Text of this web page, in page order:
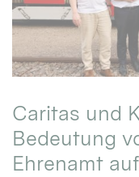
Caritas und
Bedeutung
Ehrenamt